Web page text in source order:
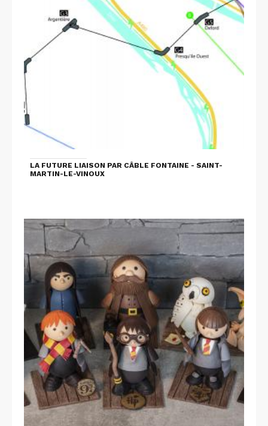
LA FUTURE LIAISON PAR CÂBLE FONTAINE - SAINT-
MARTIN-LE-VINOUX